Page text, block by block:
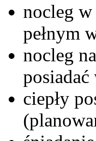
nocleg
pełnym
nocleg
ciepły